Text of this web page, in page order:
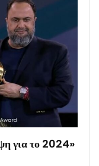
για το 2024»